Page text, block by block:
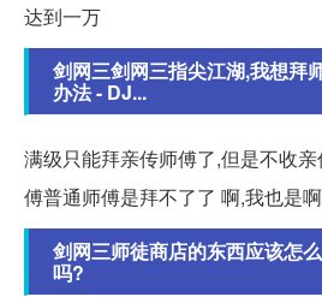
达到一万
剑网三剑网三指尖江湖,我想拜
办法 - DJ...
满级只能拜亲传师傅了,但是不收
傅普通师傅是拜不了了 啊,我也是
剑网三师徒商店的东西应该怎
吗?